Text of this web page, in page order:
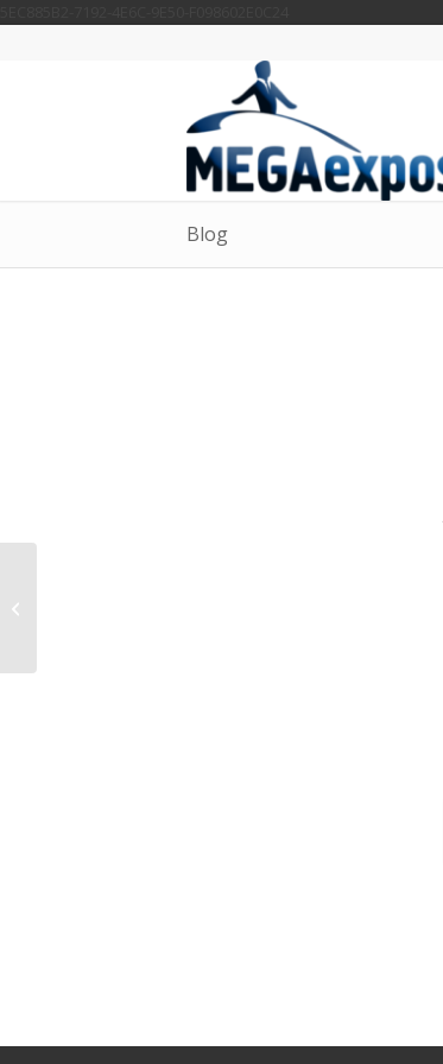
Blog